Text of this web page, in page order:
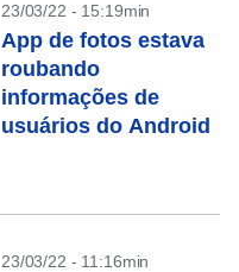
23/03/22 - 15:19min
App de fotos estava
roubando
informações de
usuários do Android
23/03/22 - 11:16min